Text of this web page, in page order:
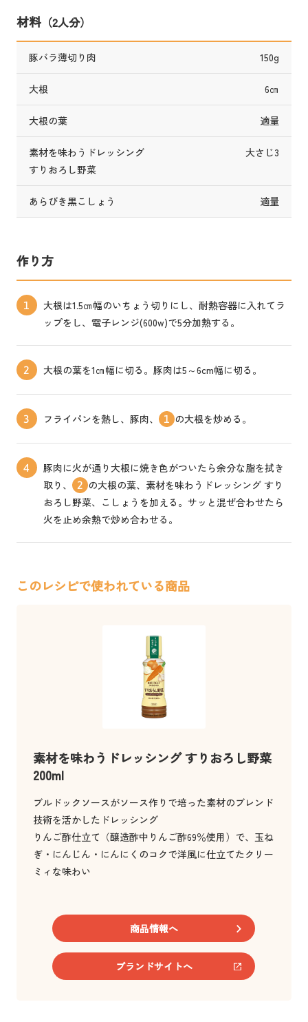
このレシピで使われている商品
素材を味わうドレッシング すりおろし野菜
200ml
ブルドックソースがソース作りで培った素材のブレンド
技術を活かしたドレッシング
りんご酢仕立て（醸造酢中りんご酢69％使用）で、玉ね
ぎ・にんじん・にんにくのコクで洋風に仕立てたクリー
ミィな味わい
商品情報へ
ブランドサイトへ
材料（2人分）
豚バラ薄切り肉 150g
大根 6㎝
大根の葉 適量
素材を味わうドレッシング
すりおろし野菜
大さじ3
あらびき黒こしょう 適量
作り方
1
大根は1.5㎝幅のいちょう切りにし、耐熱容器に入れてラ
ップをし、電子レンジ(600w)で5分加熱する。
2 大根の葉を1㎝幅に切る。豚肉は5～6cm幅に切る。
3 フライパンを熱し、豚肉、 1 の大根を炒める。
4
豚肉に火が通り大根に焼き色がついたら余分な脂を拭き
取り、
2 の大根の葉、素材を味わうドレッシング すり
おろし野菜、こしょうを加える。サッと混ぜ合わせたら
火を止め余熱で炒め合わせる。